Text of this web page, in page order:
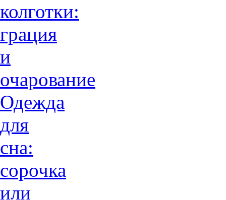
колготки:
грация
и
очарованиe
Одежда
для
сна:
сорочка
или